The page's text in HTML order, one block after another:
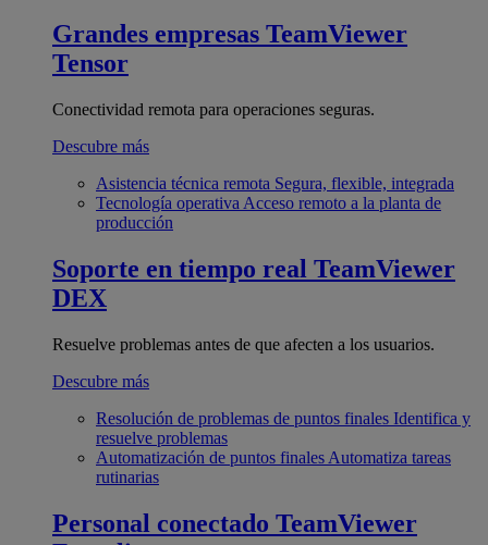
Grandes empresas TeamViewer
Tensor
Conectividad remota para operaciones seguras.
Descubre más
Asistencia técnica remota Segura, flexible, integrada
Tecnología operativa Acceso remoto a la planta de
producción
Soporte en tiempo real TeamViewer
DEX
Resuelve problemas antes de que afecten a los usuarios.
Descubre más
Resolución de problemas de puntos finales Identifica y
resuelve problemas
Automatización de puntos finales Automatiza tareas
rutinarias
Personal conectado TeamViewer